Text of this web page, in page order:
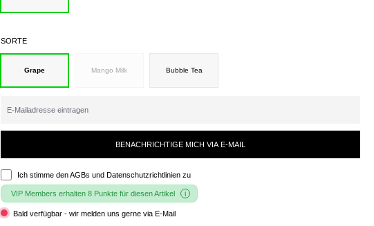
SORTE
Grape Mango Milk Bubble Tea
BENACHRICHTIGE MICH VIA E-MAIL
Ich stimme denAGBs und Datenschutzrichtlinien zu
VIP Members erhalten 8 Punkte für diesen Artikel
Bald verfügbar - wir melden uns gerne via E-Mail